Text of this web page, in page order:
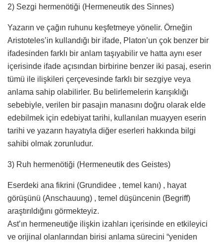
2) Sezgi hermenötiği (Hermeneutik des Sinnes)
Yazarın ve çağın ruhunu keşfetmeye yönelir. Örneğin
Aristoteles’in kullandığı bir ifade, Platon’un çok benzer bir
ifadesinden farklı bir anlam taşıyabilir ve hatta aynı eser
içerisinde ifade açısından birbirine benzer iki pasaj, eserin
tümü ile ilişkileri çerçevesinde farklı bir sezgiye veya
anlama sahip olabilirler. Bu belirlemelerin karışıklığı
sebebiyle, verilen bir pasajın manasını doğru olarak elde
edebilmek için edebiyat tarihi, kullanılan muayyen eserin
tarihi ve yazarın hayatıyla diğer eserleri hakkında bilgi
sahibi olmak zorunludur.
3) Ruh hermenötiği (Hermeneutik des Geistes)
Eserdeki ana fikrini (Grundidee , temel kanı) , hayat
görüşünü (Anschauung) , temel düşüncenin (Begriff)
araştırıldığını görmekteyiz.
Ast’ın hermeneutiğe ilişkin izahları içerisinde en etkileyici
ve orijinal olanlarından birisi anlama sürecini “yeniden